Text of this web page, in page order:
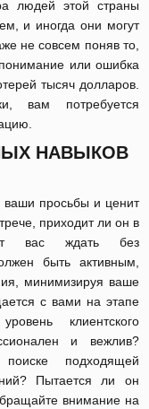
людей этой страны
и иногда они могут
не совсем поняв то,
или ошибка
тысяч долларов.
вам потребуется
НАВЫКОВ
ваши просьбы и ценит
приходит ли он в
вас ждать без
быть активным,
минимизируя ваше
с вами на этапе
клиентского
и вежлив?
подходящей
Пытается ли он
внимание на